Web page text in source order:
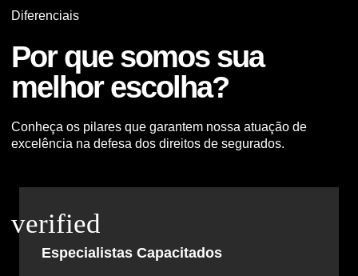
Diferenciais
Por que somos sua
melhor escolha?
Conheça os pilares que garantem nossa atuação de
excelência na defesa dos direitos de segurados.
Especialistas Capacitados